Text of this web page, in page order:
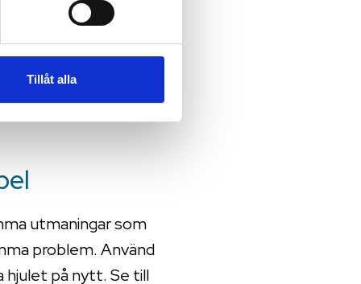
Tillåt alla
Matilda FoodTech.
anlitar vi
utmaningar som
problem. Använd
hjulet på nytt. Se till